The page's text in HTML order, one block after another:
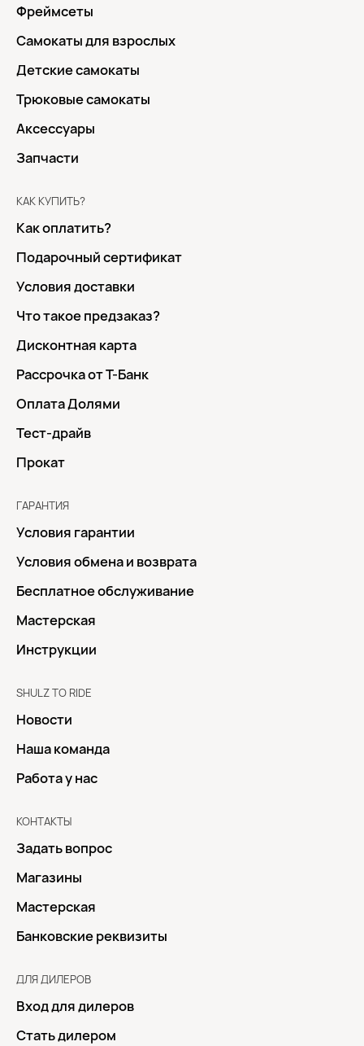
Фреймсеты
Самокаты для взрослых
Детские самокаты
Трюковые самокаты
Аксессуары
Запчасти
КАК КУПИТЬ?
Как оплатить?
Подарочный сертификат
Условия доставки
Что такое предзаказ?
Дисконтная карта
Рассрочка от Т-Банк
Оплата Долями
Тест-драйв
Прокат
ГАРАНТИЯ
Условия гарантии
Условия обмена и возврата
Бесплатное обслуживание
Мастерская
Инструкции
SHULZ TO RIDE
Новости
Наша команда
Работа у нас
КОНТАКТЫ
Задать вопрос
Магазины
Мастерская
Банковские реквизиты
ДЛЯ ДИЛЕРОВ
Вход для дилеров
Стать дилером